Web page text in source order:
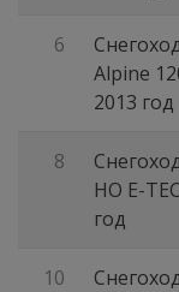
6
Alpine
2013 год
8
HO E-
год
10